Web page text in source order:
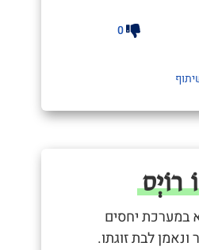
0
רוֹיְס
במערכת יחסים
לבת זוגתו.